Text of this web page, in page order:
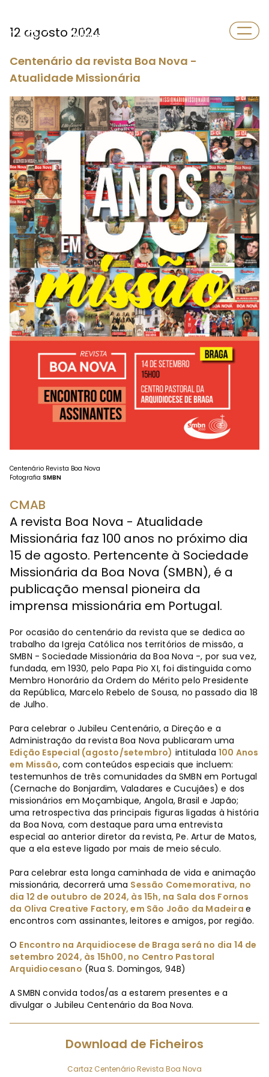
Departamento
Missões
12 agosto 2024
Centenário da revista Boa Nova -
Atualidade Missionária
Centenário Revista Boa Nova
Fotografia SMBN
CMAB
A revista Boa Nova - Atualidade
Missionária faz 100 anos no próximo dia
15 de agosto. Pertencente à Sociedade
Missionária da Boa Nova (SMBN), é a
publicação mensal pioneira da
imprensa missionária em Portugal.
Por ocasião do centenário da revista que se dedica ao
trabalho da Igreja Católica nos territórios de missão, a
SMBN - Sociedade Missionária da Boa Nova -, por sua vez,
fundada, em 1930, pelo Papa Pio XI, foi distinguida como
Membro Honorário da Ordem do Mérito pelo Presidente
da República, Marcelo Rebelo de Sousa, no passado dia 18
de Julho.
Para celebrar o Jubileu Centenário, a Direção e a
Administração da revista Boa Nova publicaram uma
Edição Especial (agosto/setembro) intitulada100 Anos
em Missão, com conteúdos especiais que incluem:
testemunhos de três comunidades da SMBN em Portugal
(Cernache do Bonjardim, Valadares e Cucujães) e dos
missionários em Moçambique, Angola, Brasil e Japão;
uma retrospectiva das principais figuras ligadas à história
da Boa Nova, com destaque para uma entrevista
especial ao anterior diretor da revista, Pe. Artur de Matos,
que a ela esteve ligado por mais de meio século.
Para celebrar esta longa caminhada de vida e animação
missionária, decorrerá uma Sessão Comemorativa, no
dia 12 de outubro de 2024, às 15h, na Sala dos Fornos
da Oliva Creative Factory, em São João da Madeirae
encontros com assinantes, leitores e amigos, por região.
O Encontro na Arquidiocese de Braga será no dia 14 de
setembro 2024, às 15h00, no Centro Pastoral
Arquidiocesano (Rua S. Domingos, 94B)
A SMBN convida todos/as a estarem presentes e a
divulgar o Jubileu Centenário da Boa Nova.
Download de Ficheiros
Cartaz Centenário Revista Boa Nova